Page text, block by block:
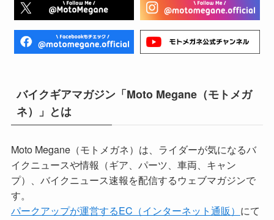
バイクギアマガジン「Moto Megane（モトメガ
ネ）」とは
Moto Megane（モトメガネ）は、ライダーが気になるバ
イクニュースや情報（ギア、パーツ、車両、キャン
プ）、バイクニュース速報を配信するウェブマガジンで
す。
パークアップが運営するEC（インターネット通販） にて